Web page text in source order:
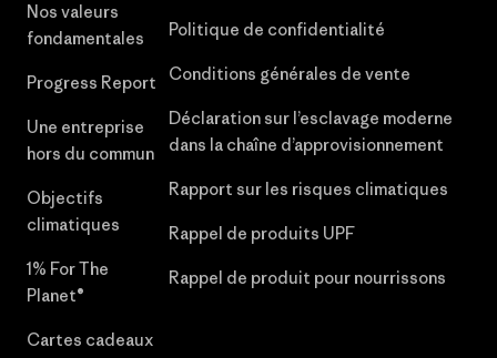
Nos valeurs
fondamentales
Progress Report
Une entreprise
hors du commun
Objectifs
climatiques
1% For The
Planet®
Cartes cadeaux
Politique de confidentialité
Conditions générales de vente
Déclaration sur l’esclavage moderne
dans la chaîne d’approvisionnement
Rapport sur les risques climatiques
Rappel de produits UPF
Rappel de produit pour nourrissons